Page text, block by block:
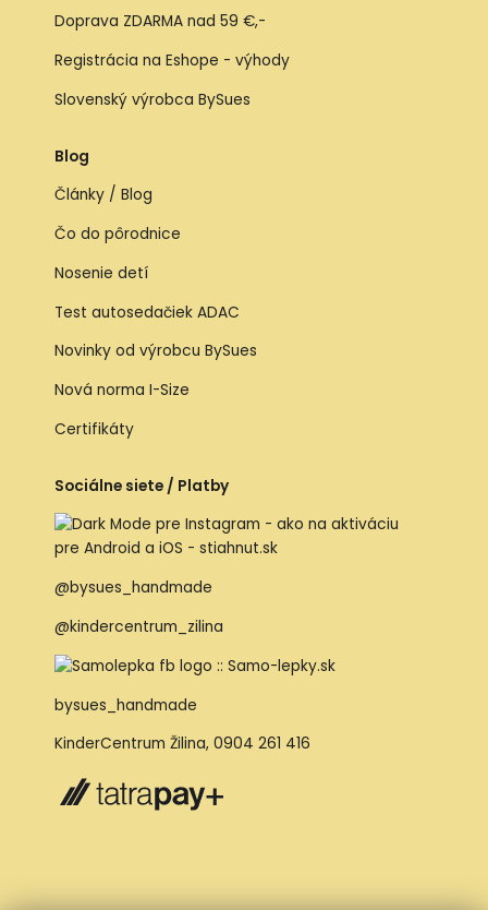
Doprava ZDARMA nad 59 €,-
Registrácia na Eshope - výhody
Slovenský výrobca BySues
Blog
Články / Blog
Čo do pôrodnice
Nosenie detí
Test autosedačiek ADAC
Novinky od výrobcu BySues
Nová norma I-Size
Certifikáty
Sociálne siete / Platby
@bysues_handmade
@kindercentrum_zilina
bysues_handmade
KinderCentrum Žilina, 0904 261 416